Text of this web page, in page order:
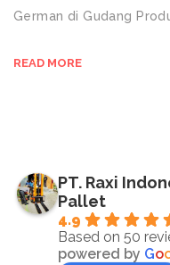
German di Gudang
READ MORE
PT. Raxi
Pallet
4.9
Based on 50
powered by Go